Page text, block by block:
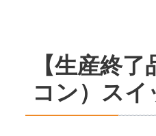
【生産終
コン）ス